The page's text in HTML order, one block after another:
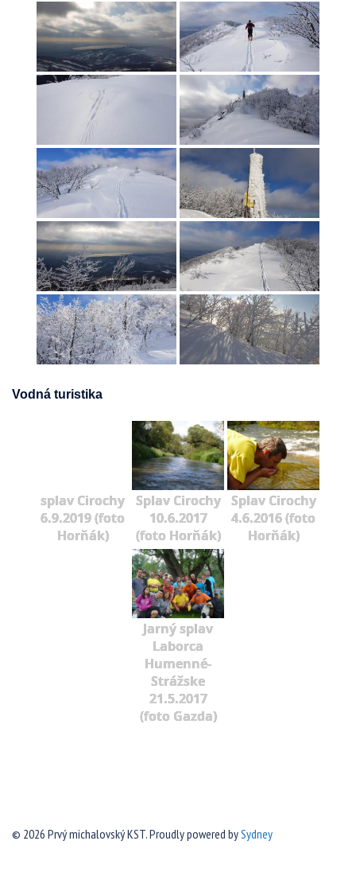
Vodná turistika
splav Cirochy
6.9.2019 (foto
Horňák)
Splav Cirochy
10.6.2017
(foto Horňák)
Splav Cirochy
4.6.2016 (foto
Horňák)
Jarný splav
Laborca
Humenné-
Strážske
21.5.2017
(foto Gazda)
© 2026 Prvý michalovský KST. Proudly powered bySydney